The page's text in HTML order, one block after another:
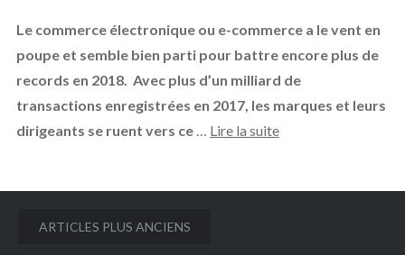
Le commerce électronique ou e-commerce a le vent en
poupe et semble bien parti pour battre encore plus de
records en 2018. Avec plus d’un milliard de
transactions enregistrées en 2017, les marques et leurs
dirigeants se ruent vers ce … Lire la suite
Navigation
ARTICLES PLUS ANCIENS